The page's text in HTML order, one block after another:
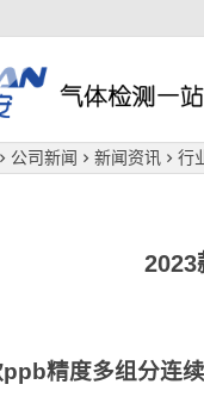
公司新闻 新闻资讯 行
2023
精度多组分连